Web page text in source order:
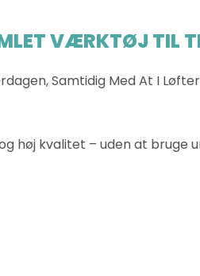
VÆRKTØJ TIL
Samtidig Med At I
høj kvalitet – uden at bruge